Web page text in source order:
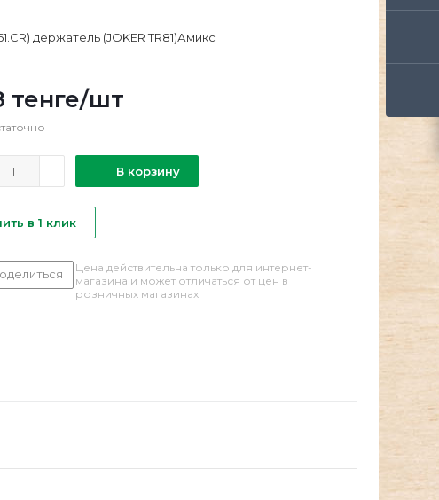
держатель (JOKER TR81)Амикс
тенге/шт
В корзину
в 1 клик
Цена действительна только для интернет-
магазина и может отличаться от цен в
розничных магазинах